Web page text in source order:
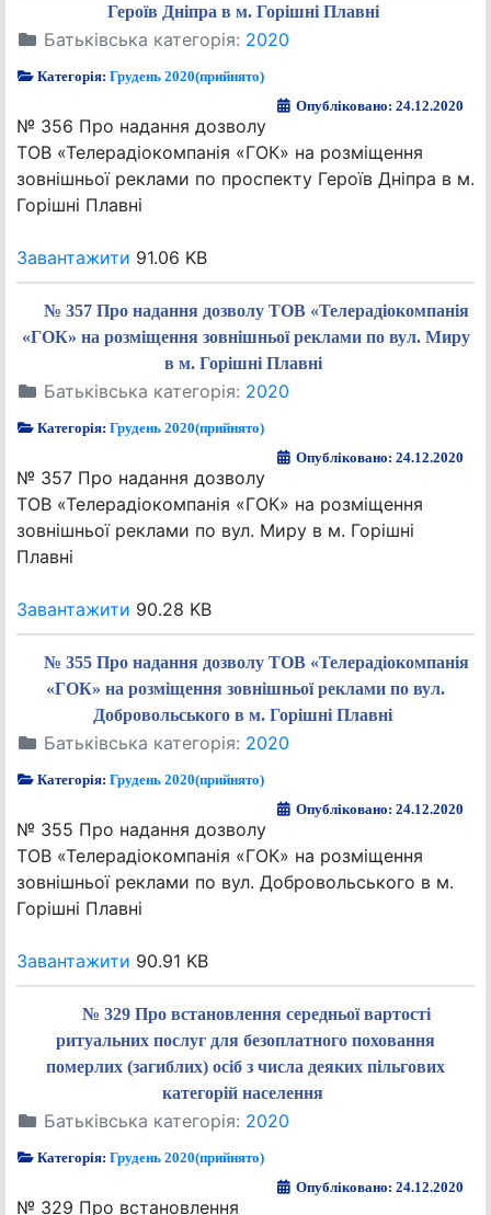
Героїв Дніпра в м. Горішні Плавні
Батьківська категорія: 2020
Категорія:Грудень 2020(прийнято)
Опубліковано: 24.12.2020
№ 356 Про надання дозволу
ТОВ «Телерадіокомпанія «ГОК» на розміщення
зовнішньої реклами по проспекту Героїв Дніпра в м.
Горішні Плавні
Завантажити 91.06 KB
№ 357 Про надання дозволу ТОВ «Телерадіокомпанія
«ГОК» на розміщення зовнішньої реклами по вул. Миру
в м. Горішні Плавні
Батьківська категорія: 2020
Категорія:Грудень 2020(прийнято)
Опубліковано: 24.12.2020
№ 357 Про надання дозволу
ТОВ «Телерадіокомпанія «ГОК» на розміщення
зовнішньої реклами по вул. Миру в м. Горішні
Плавні
Завантажити 90.28 KB
№ 355 Про надання дозволу ТОВ «Телерадіокомпанія
«ГОК» на розміщення зовнішньої реклами по вул.
Добровольського в м. Горішні Плавні
Батьківська категорія: 2020
Категорія:Грудень 2020(прийнято)
Опубліковано: 24.12.2020
№ 355 Про надання дозволу
ТОВ «Телерадіокомпанія «ГОК» на розміщення
зовнішньої реклами по вул. Добровольського в м.
Горішні Плавні
Завантажити 90.91 KB
№ 329 Про встановлення середньої вартості
ритуальних послуг для безоплатного поховання
померлих (загиблих) осіб з числа деяких пільгових
категорій населення
Батьківська категорія: 2020
Категорія:Грудень 2020(прийнято)
Опубліковано: 24.12.2020
№ 329 Про встановлення